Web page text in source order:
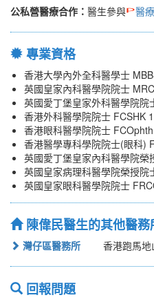
公私營醫療合作： 醫生參與 醫
專業資格
香港大學內外全科醫學士
英國皇家內科醫學院院士
英國愛丁堡皇家外科醫學院院
香港外科醫學院院士 FCSHK
香港眼科醫學院院士
香港醫學專科學院院士(眼科)
英國愛丁堡皇家內科醫學院
英國皇家病理科醫學院榮授院
英國皇家眼科醫學院院士
陳偉民醫生的其他醫務
灣仔區醫務所 香港跑馬
回報問題